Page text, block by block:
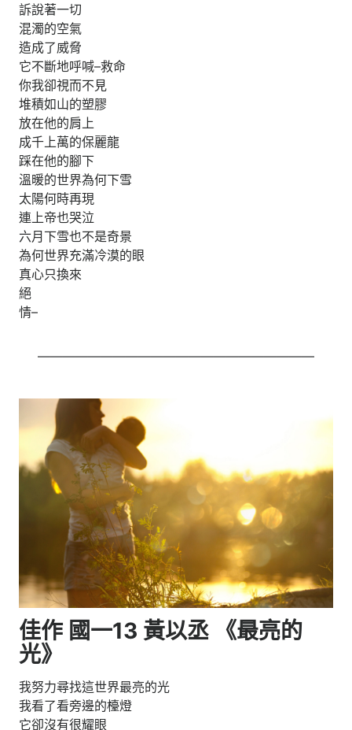
訴說著一切
混濁的空氣
造成了威脅
它不斷地呼喊–救命
你我卻視而不見
堆積如山的塑膠
放在他的肩上
成千上萬的保麗龍
踩在他的腳下
溫暖的世界為何下雪
太陽何時再現
連上帝也哭泣
六月下雪也不是奇景
為何世界充滿冷漠的眼
真心只換來
絕
情–
——————————————————————
佳作 國一13 黃以丞 《最亮的
光》
我努力尋找這世界最亮的光
我看了看旁邊的檯燈
它卻沒有很耀眼